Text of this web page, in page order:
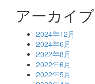
アーカイブ
2024年12月
2024年6月
2022年8月
2022年6月
2022年5月